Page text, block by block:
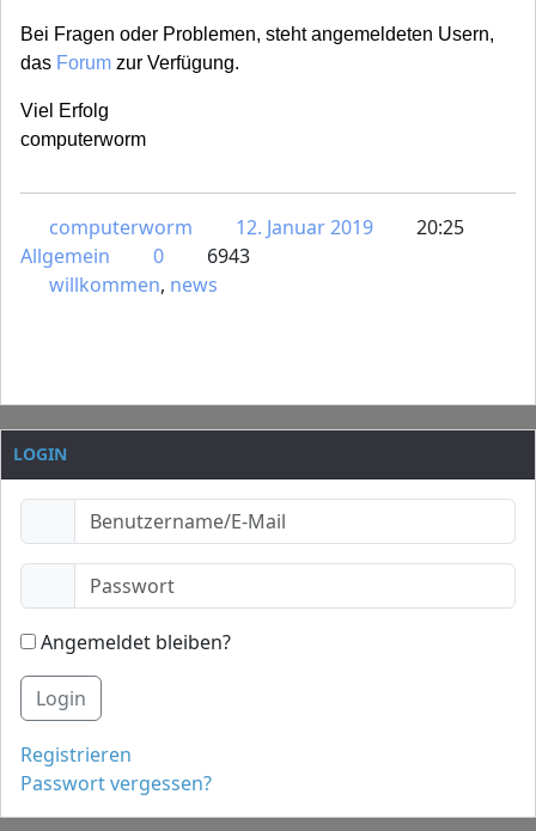
Bei Fragen oder Problemen, steht angemeldeten Usern,
das Forum zur Verfügung.
Viel Erfolg
computerworm
computerworm 12. Januar 2019
20:25
Allgemein
0
6943
willkommen, news
LOGIN
Angemeldet bleiben?
Login
Registrieren
Passwort vergessen?